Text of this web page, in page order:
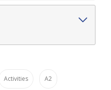
Activities A2